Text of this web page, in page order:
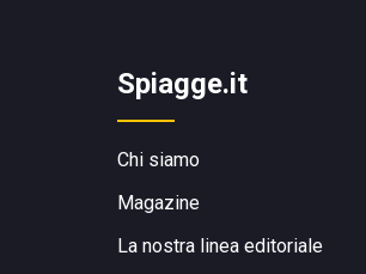
Spiagge.it
Chi siamo
Magazine
La nostra linea editoriale